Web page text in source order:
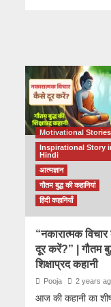
Motivational Stories
Inspirational Story
Hindi
आत्मज्ञान
गौतम बुद्ध की कहानियां
हिंदी कहानियाँ
“नकारात्मक
दूर करें?” | गौतम
शिक्षाप्रद कहानी
Pooja 2 years
आज की कहानी का